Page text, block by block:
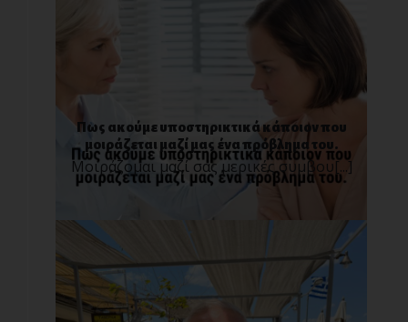
Πως ακούμε υποστηρικτικά κάποιον που
μοιράζεται μαζί μας ένα πρόβλημα του.
Μοιράζομαι μαζί σας μερικές συμβου[...]